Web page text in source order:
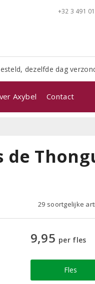
+32 3 491
dezelfde dag
Axybel Contact
29 soortgelijke
9,95 per fles
Fles